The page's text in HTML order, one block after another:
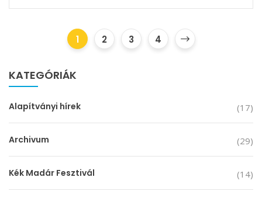
1 2 3 4
KATEGÓRIÁK
Alapítványi hírek (17)
Archivum (29)
Kék Madár Fesztivál (14)